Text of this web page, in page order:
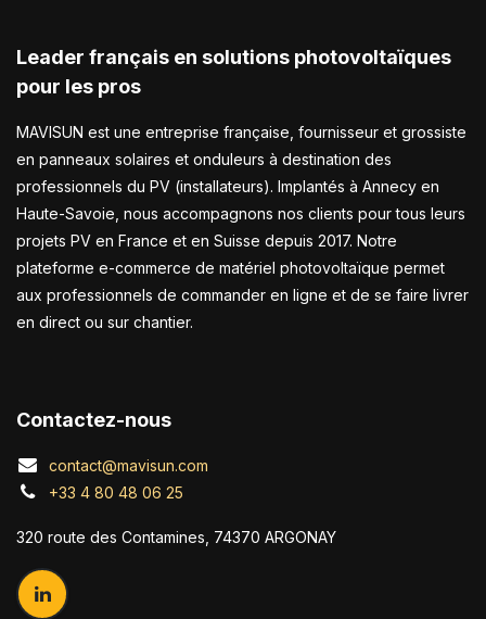
Leader français en solutions photovoltaïques
pour les pros
MAVISUN est une entreprise française, fournisseur et grossiste
en panneaux solaires et onduleurs à destination des
professionnels du PV (installateurs). Implantés à Annecy en
Haute-Savoie, nous accompagnons nos clients pour tous leurs
projets PV en France et en Suisse depuis 2017. Notre
plateforme e-commerce de matériel photovoltaïque permet
aux professionnels de commander en ligne et de se faire livrer
en direct ou sur chantier.
Contactez-nous
contact@mavisun.com
+33 4 80 48 06 25
320 route des Contamines, 74370 ARGONAY